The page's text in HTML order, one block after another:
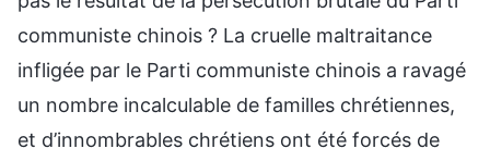
communiste chinois ? La cruelle maltraitance
infligée par le Parti communiste chinois a ravagé
un nombre incalculable de familles chrétiennes,
et d’innombrables chrétiens ont été forcés de